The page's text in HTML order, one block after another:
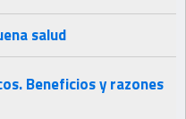
salud
Beneficios y razones